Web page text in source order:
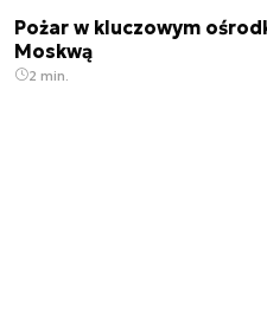
Pożar w kluczowym
Moskwą
2 min.